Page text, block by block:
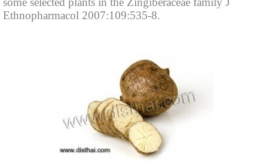
Ethnopharmacol 2007:109:535-8.